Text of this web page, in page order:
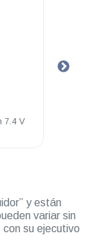
7.4 V
y están
variar sin
su ejecutivo